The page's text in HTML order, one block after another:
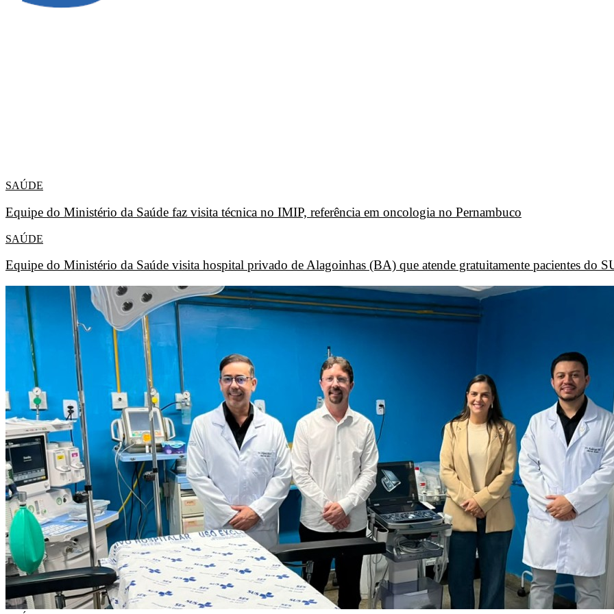
SAÚDE
Equipe do Ministério da Saúde faz visita técnica no IMIP, referência em oncologia no Pernambuco
SAÚDE
Equipe do Ministério da Saúde visita hospital privado de Alagoinhas (BA) que atende gratuitamente pacientes do